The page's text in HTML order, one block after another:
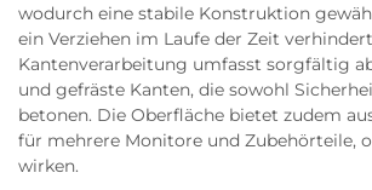
wodurch eine stabile Konstruktion
ein Verziehen im Laufe der Zeit
Kantenverarbeitung umfasst sorgfältig
und gefräste Kanten, die sowohl
betonen. Die Oberfläche bietet zudem
für mehrere Monitore und Zubehörteile,
wirken.